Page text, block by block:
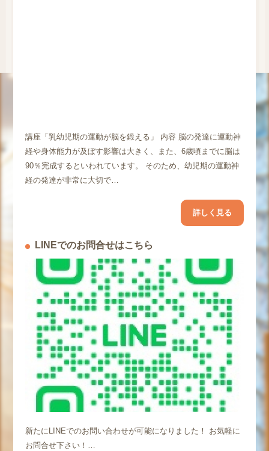
講座「乳幼児期の運動が脳を鍛える」 内容 脳の発達に運動神
経や身体能力が及ぼす影響は大きく、また、6歳頃までに脳は
90％完成するといわれています。 そのため、幼児期の運動神
経の発達が非常に大切で…
詳しく見る
LINEでのお問合せはこちら
新たにLINEでのお問い合わせが可能になりました！ お気軽に
お問合せ下さい！…